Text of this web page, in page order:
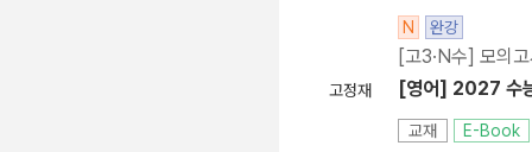
고정재
N 완강
[고3·N수] 모의
[영어] 2027 수
교재 E-Book